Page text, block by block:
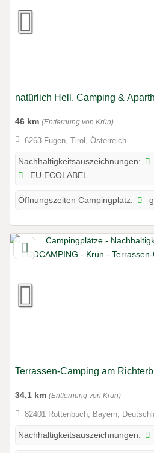
natürlich Hell. Camping &
46 km (Entfernung von Krün)
6263 Fügen, Tirol, Österreich
Nachhaltigkeitsauszeichnungen:
EU ECOLABEL
Öffnungszeiten Campingplatz:
Terrassen-Camping am
34,1 km (Entfernung von Krün)
82401 Rottenbuch, Bayern,
Nachhaltigkeitsauszeichnungen: